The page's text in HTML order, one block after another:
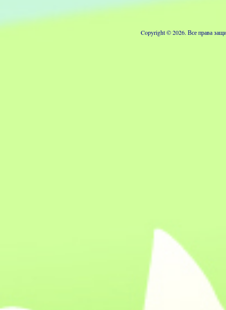
Copyright © 2026. Все права